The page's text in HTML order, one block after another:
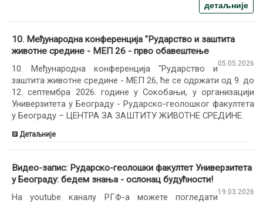
детаљније
10. Међународна конференција "Рударство и заштита
животне средине - МЕП 26 - прво обавештење
05.05.2026
10. Међународна конференција "Рударство и
заштита животне средине - МЕП 26, ће се одржати од 9. до
12. септембра 2026. године у Сокобањи, у организацији
Универзитета у Београду - Рударско-геолошког факултета
у Београду – ЦЕНТРА ЗА ЗАШТИТУ ЖИВОТНЕ СРЕДИНЕ.
Детаљније
Видео-запис: Рударско-геолошки факултет Универзитета
у Београду: бедем знања - ослонац будућности!
19.03.2026
На youtube каналу РГФ-а можете погледати